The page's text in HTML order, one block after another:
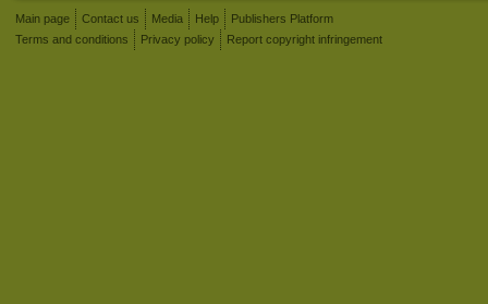
Main page Contact us Media Help
Publishers Platform
Terms and conditions
Privacy policy Report copyright infringement